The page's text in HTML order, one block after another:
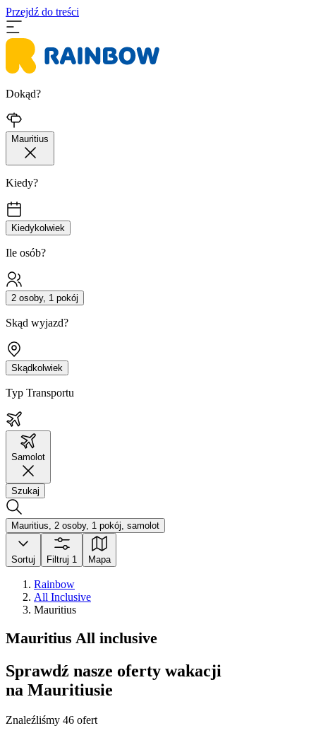
Przejdź do treści
Dokąd?
Mauritius
Kiedy?
Kiedykolwiek
Ile osób?
2 osoby, 1 pokój
Skąd wyjazd?
Skądkolwiek
Typ Transportu
Samolot
Szukaj
Mauritius, 2 osoby, 1 pokój, samolot
Sortuj Filtruj 1 Mapa
Rainbow
All Inclusive
Mauritius
Mauritius All inclusive
Sprawdź nasze oferty wakacji
na Mauritiusie
Znaleźliśmy 46 ofert